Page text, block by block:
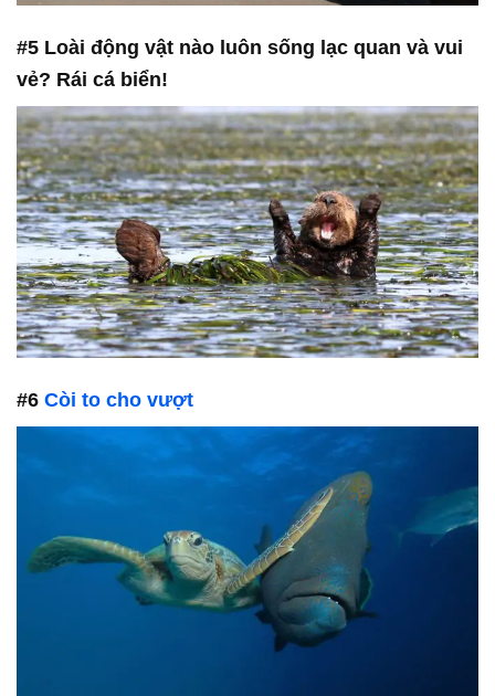
#5 Loài động vật nào luôn sống lạc quan và vui
vẻ? Rái cá biển!
#6 Còi to cho vượt